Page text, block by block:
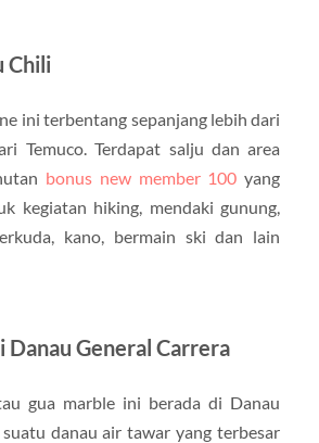
Chili
ini terbentang sepanjang lebih dari
Temuco. Terdapat salju dan area
bonus new member 100 yang
kegiatan hiking, mendaki gunung,
kano, bermain ski dan lain
Danau General Carrera
gua marble ini berada di Danau
danau air tawar yang terbesar